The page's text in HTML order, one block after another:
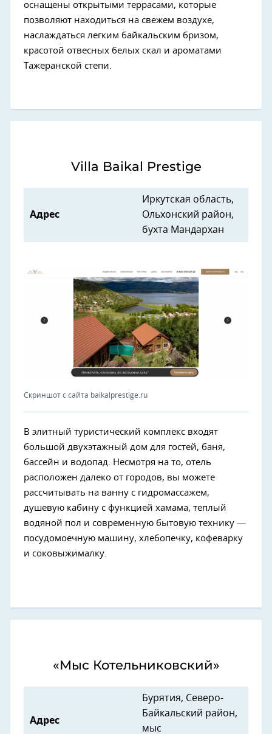
оснащены открытыми террасами, которые
позволяют находиться на свежем воздухе,
наслаждаться легким байкальским бризом,
красотой отвесных белых скал и ароматами
Тажеранской степи.
Villa Baikal Prestige
Адрес
Иркутская область,
Ольхонский район,
бухта Мандархан
Скриншот с сайта baikalprestige.ru
В элитный туристический комплекс входят
большой двухэтажный дом для гостей, баня,
бассейн и водопад. Несмотря на то, отель
расположен далеко от городов, вы можете
рассчитывать на ванну с гидромассажем,
душевую кабину с функцией хамама, теплый
водяной пол и современную бытовую технику —
посудомоечную машину, хлебопечку, кофеварку
и соковыжималку.
«Мыс Котельниковский»
Адрес
Бурятия, Северо-
Байкальский район,
мыс